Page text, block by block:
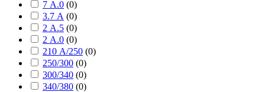
7 А.0 (0)
3.7 А (0)
2 А.5 (0)
2 А.0 (0)
210 А/250 (0)
250/300 (0)
300/340 (0)
340/380 (0)